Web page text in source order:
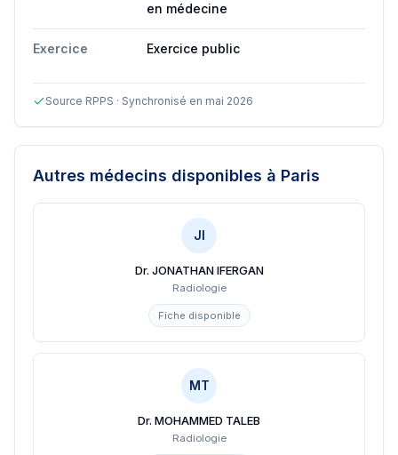
en médecine
Exercice Exercice public
Source RPPS · Synchronisé en mai 2026
Autres médecins disponibles à Paris
JI
Dr. JONATHAN IFERGAN
Radiologie
Fiche disponible
MT
Dr. MOHAMMED TALEB
Radiologie